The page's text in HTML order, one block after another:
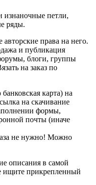
изнаночные петли,
ряды.
права на него.
и публикация
блоги, группы
на заказ по
карта) на
на скачивание
формы,
почты (иначе
не нужно! Можно
описания в самой
ищите прикрепленный